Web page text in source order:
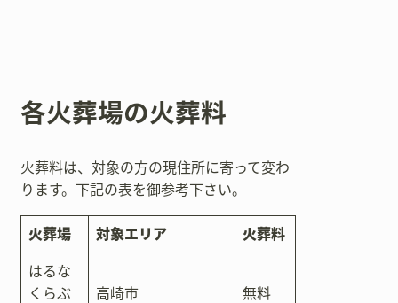
各火葬場の火葬料
火葬料は、対象の方の現住所に寄って変わ
ります。下記の表を御参考下さい。
火葬場 対象エリア 火葬料
はるな
くらぶ
高崎市 無料